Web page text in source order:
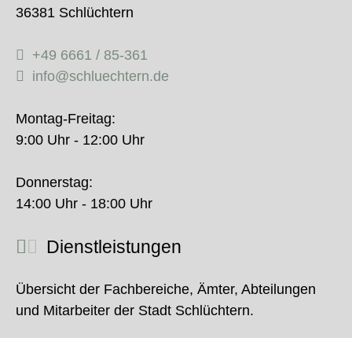
36381 Schlüchtern
+49 6661 / 85-361
info@schluechtern.de
Montag-Freitag:
9:00 Uhr - 12:00 Uhr
Donnerstag:
14:00 Uhr - 18:00 Uhr
Dienstleistungen
Übersicht der Fachbereiche, Ämter, Abteilungen
und Mitarbeiter der Stadt Schlüchtern.